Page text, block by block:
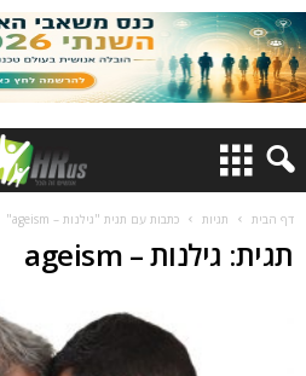
דף הבית תגיות כתבות עם תגית "גילנות – ageism"
תגית: גילנות – ageism